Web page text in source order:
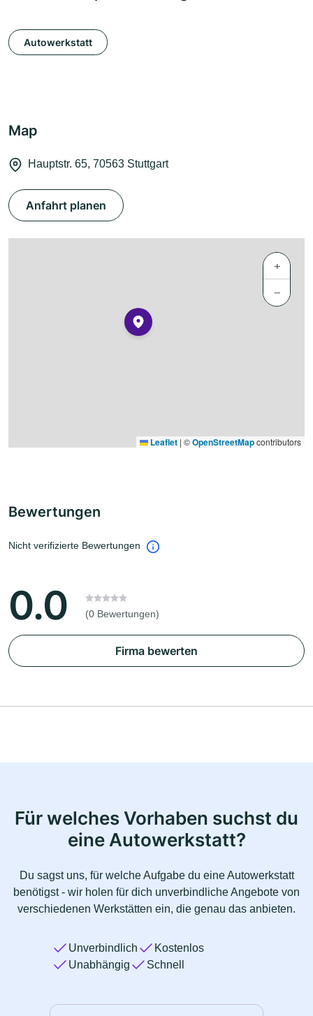
Autowerkstatt
Map
Hauptstr. 65, 70563 Stuttgart
Anfahrt planen
+
−
Leaflet | ©OpenStreetMapcontributors
Bewertungen
Nicht verifizierte Bewertungen
0.0 (0 Bewertungen)
Firma bewerten
Für welches Vorhaben suchst du
eine Autowerkstatt?
Du sagst uns, für welche Aufgabe du eine Autowerkstatt
benötigst - wir holen für dich unverbindliche Angebote von
verschiedenen Werkstätten ein, die genau das anbieten.
Unverbindlich
Kostenlos
Unabhängig
Schnell